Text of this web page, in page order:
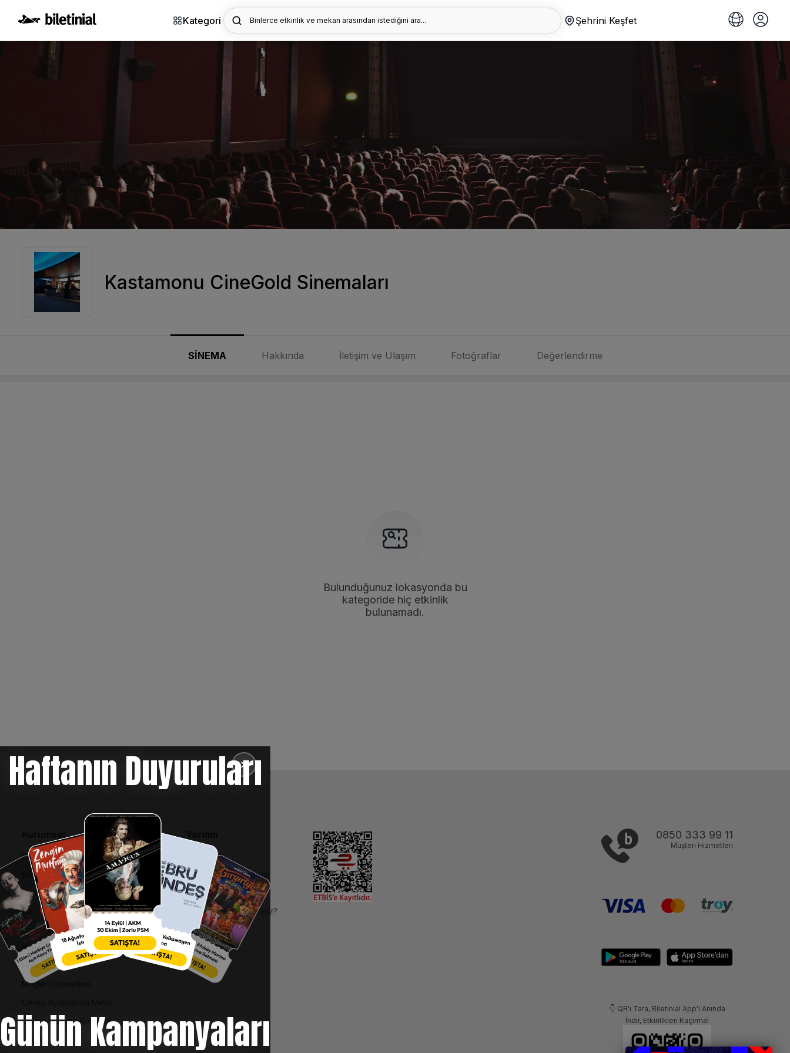
Kategori Binlerce etkinlik ve mekan arasından istediğini ara... Şehrini Keşfet
Kastamonu CineGold Sinemaları
SİNEMA Hakkında İletişim ve Ulaşım Fotoğraflar Değerlendirme
Bulunduğunuz lokasyonda bu
kategoride hiç etkinlik
bulunamadı.
✕
Haftanın Duyuruları
Günün Kampanyaları
Kurumsal
Bilgi Toplumu Hizmetleri
BiPuan Kurallar & Koşullar
Kişisel Verilerin Korunması
Sözleşme ve Politikalar
Entegre Yönetim Sistemi Politikası
Kurumsal Kimlik
Hakkımızda
Müşteri Hizmetleri
Online Ödeme Koşulları
İletişim
İptal, İade ve Değişim
Nasıl Bilet Alınır
Biletinizi Mi Kaybettiniz?
0850 333 99 11
Müşteri Hizmetleri
👇 QR'ı Tara, Biletinial App'i Anında
İndir, Etkinlikleri Kaçırma!